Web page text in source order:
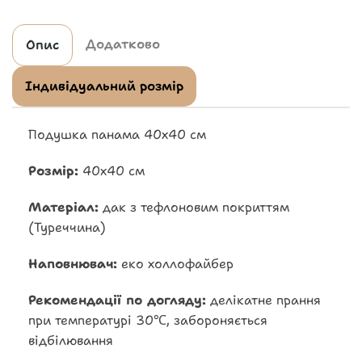
Опис Додатково
Індивідуальний розмір
Подушка панама 40х40 см
Розмір: 40х40 см
Матеріал: дак з тефлоновим покриттям
(Туреччина)
Наповнювач: еко холлофайбер
Рекомендації по догляду: делікатне прання
при температурі 30℃, забороняється
відбілювання